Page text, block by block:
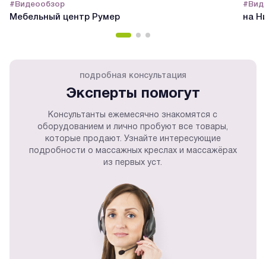
#Видеообзор
Мебельный центр Румер на
подробная консультация
Эксперты помогут
Консультанты ежемесячно знакомятся с
оборудованием и лично пробуют все товары,
которые продают. Узнайте интересующие
подробности о массажных креслах и массажёрах
из первых уст.